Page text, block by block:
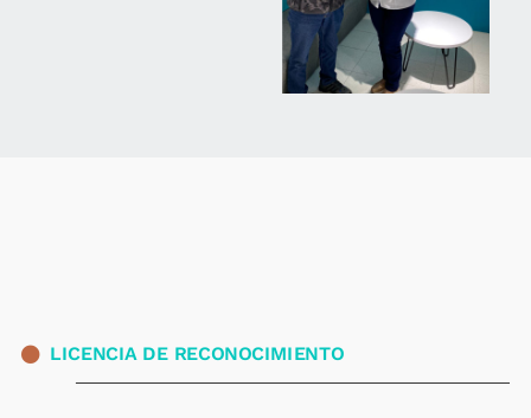
LICENCIA DE RECONOCIMIENTO